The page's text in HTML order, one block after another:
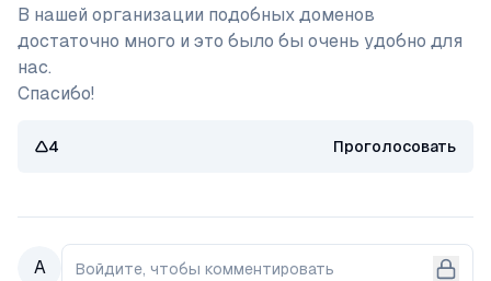
В нашей организации подобных доменов
достаточно много и это было бы очень удобно для
нас.
Спасибо!
4 Проголосовать
А Войдите, чтобы комментировать